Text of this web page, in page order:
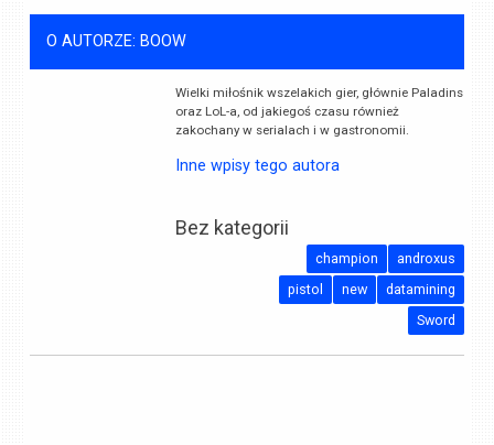
O AUTORZE: BOOW
Wielki miłośnik wszelakich gier, głównie Paladins
oraz LoL-a, od jakiegoś czasu również
zakochany w serialach i w gastronomii.
Inne wpisy tego autora
Bez kategorii
androxus
champion
datamining
new
pistol
Sword